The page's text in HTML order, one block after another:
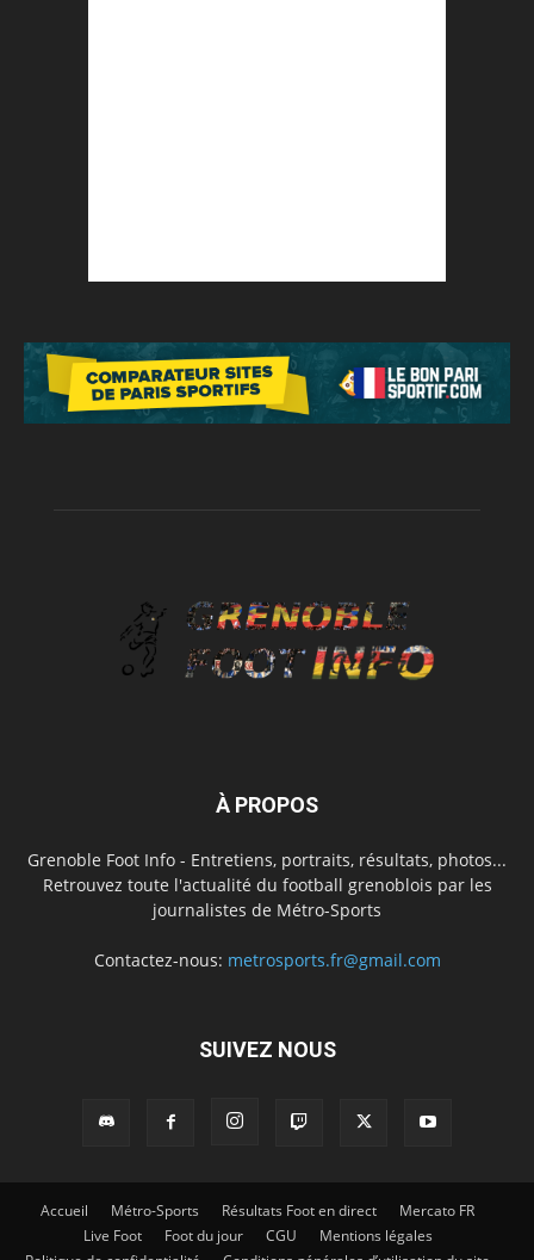
À PROPOS
Grenoble Foot Info - Entretiens, portraits, résultats, photos...
Retrouvez toute l'actualité du football grenoblois par les
journalistes de Métro-Sports
Contactez-nous: metrosports.fr@gmail.com
SUIVEZ NOUS
Accueil Métro-Sports Résultats Foot en direct
Mercato FR
Live Foot
Foot du jour CGU
Mentions légales